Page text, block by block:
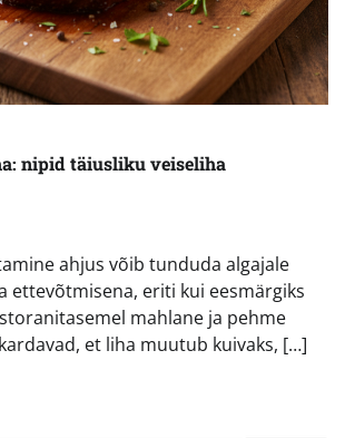
nipid täiusliku veiseliha
ahjus võib tunduda algajale
ettevõtmisena, eriti kui eesmärgiks
mahlane ja pehme
et liha muutub kuivaks, […]